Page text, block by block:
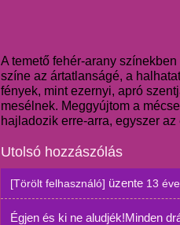
A temető fehér-arany
színe az ártatlanságé, a
fények, mint ezernyi, apró
mesélnek. Meggyújtom a
hajladozik erre-arra, egyszer
Utolsó hozzászólás
[Törölt felhasználó] üzente 13 éve
Égjen és ki ne aludjék!Minden